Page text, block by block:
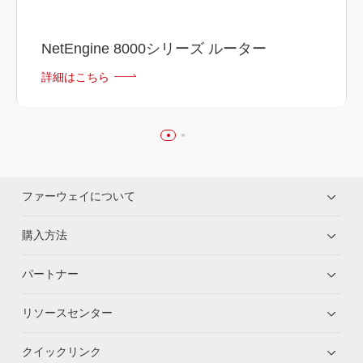
NetEngine 8000シリーズ ルーター
詳細はこちら
ファーウェイについて
購入方法
パートナー
リソースセンター
クイックリンク